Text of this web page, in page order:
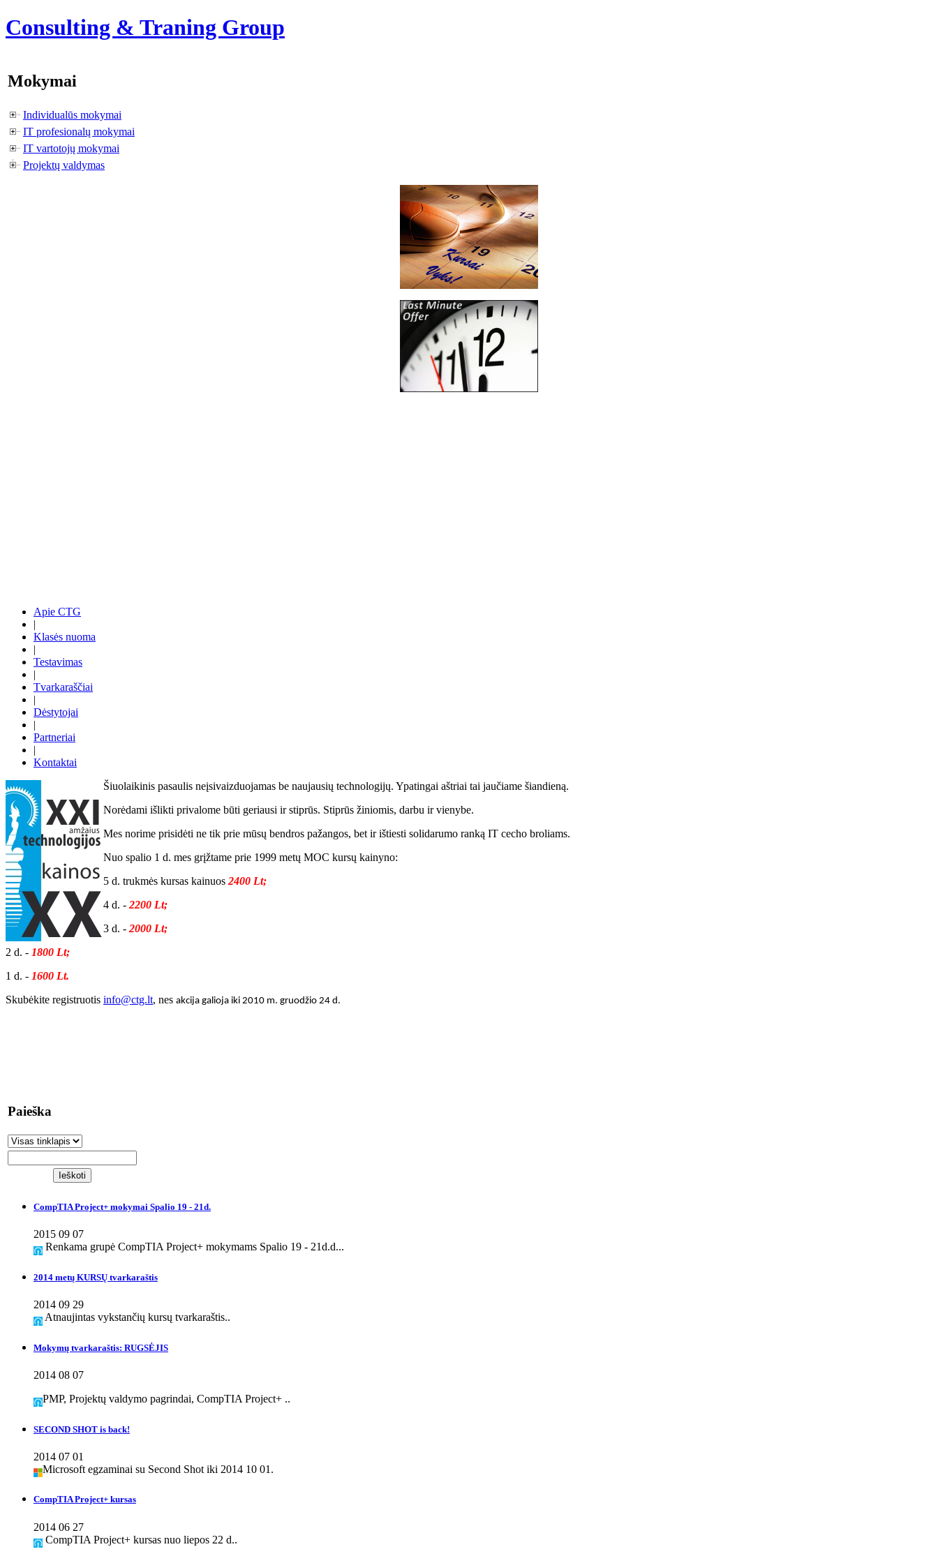
Consulting & Traning Group
Mokymai
Individualūs mokymai
IT profesionalų mokymai
IT vartotojų mokymai
Projektų valdymas
Apie CTG
|
Klasės nuoma
|
Testavimas
|
Tvarkaraščiai
|
Dėstytojai
|
Partneriai
|
Kontaktai
Šiuolaikinis pasaulis neįsivaizduojamas be naujausių technologijų. Ypatingai aštriai tai jaučiame šiandieną.
Norėdami išlikti privalome būti geriausi ir stiprūs. Stiprūs žiniomis, darbu ir vienybe.
Mes norime prisidėti ne tik prie mūsų bendros pažangos, bet ir ištiesti solidarumo ranką IT cecho broliams.
Nuo spalio 1 d. mes grįžtame prie 1999 metų MOC kursų kainyno:
5 d. trukmės kursas kainuos 2400 Lt;
4 d. - 2200 Lt;
3 d. - 2000 Lt;
2 d. - 1800 Lt;
1 d. - 1600 Lt.
Skubėkite registruotis info@ctg.lt, nes akcija galioja iki 2010 m. gruodžio 24 d.
Paieška
CompTIA Project+ mokymai Spalio 19 - 21d.
2015 09 07
Renkama grupė CompTIA Project+ mokymams Spalio 19 - 21d.d...
2014 metų KURSŲ tvarkaraštis
2014 09 29
Atnaujintas vykstančių kursų tvarkaraštis..
Mokymų tvarkaraštis: RUGSĖJIS
2014 08 07
PMP, Projektų valdymo pagrindai, CompTIA Project+ ..
SECOND SHOT is back!
2014 07 01
Microsoft egzaminai su Second Shot iki 2014 10 01.
CompTIA Project+ kursas
2014 06 27
CompTIA Project+ kursas nuo liepos 22 d..